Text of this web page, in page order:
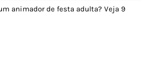
animador de festa adulta? Veja 9